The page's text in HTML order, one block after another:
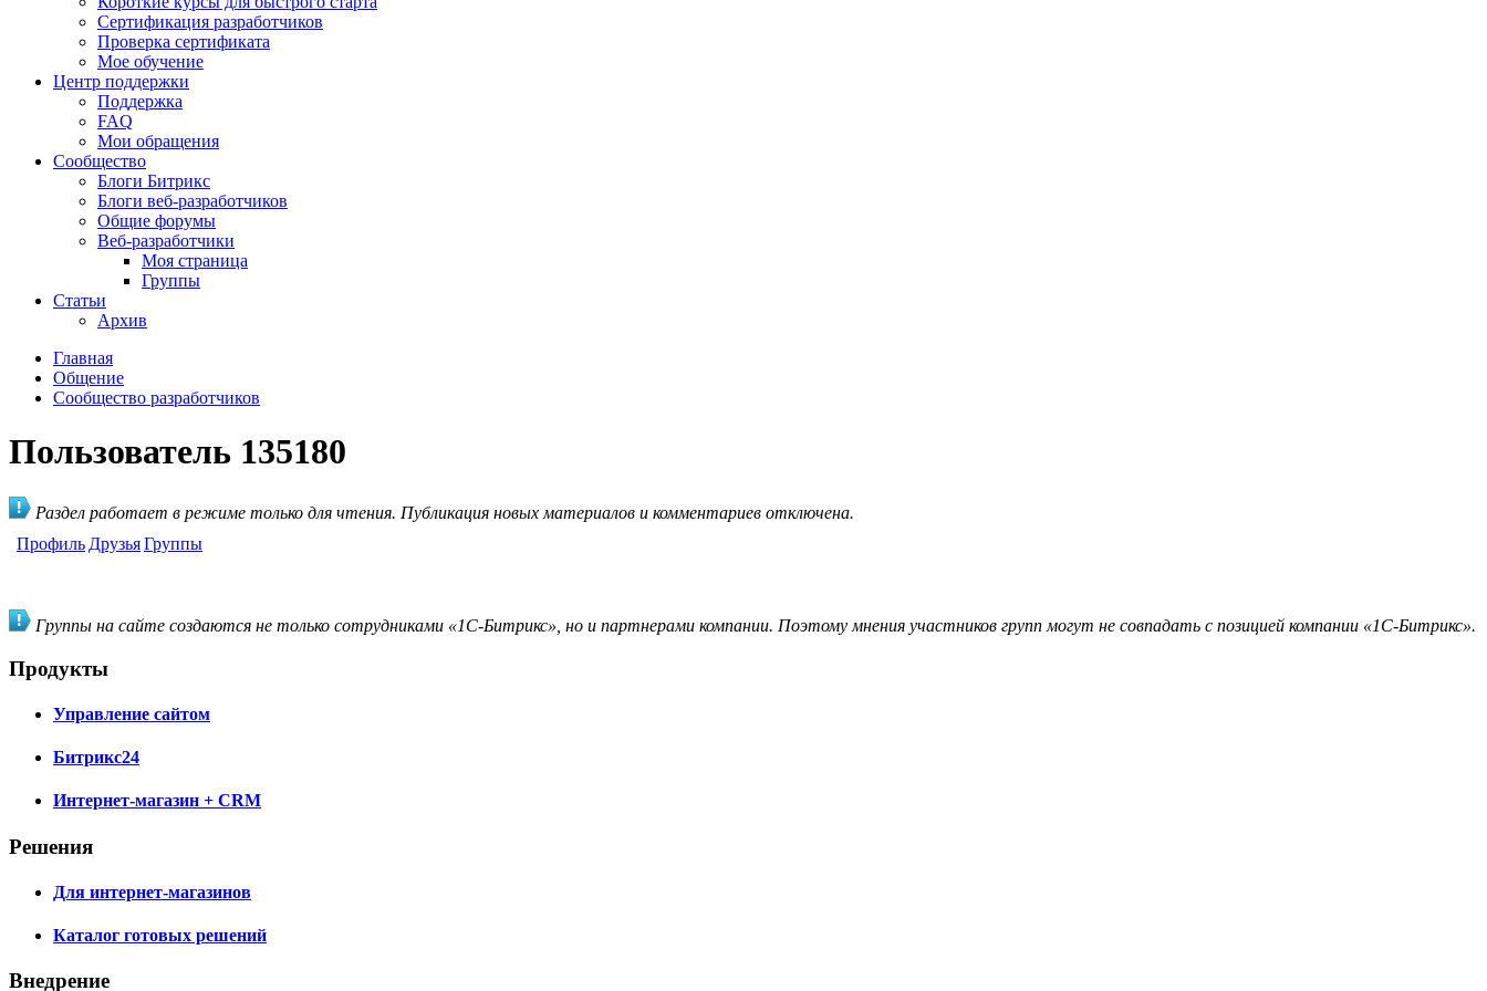
Сертификация разработчиков
Проверка сертификата
Мое обучение
Центр поддержки
Поддержка
FAQ
Мои обращения
Сообщество
Блоги Битрикс
Блоги веб-разработчиков
Общие форумы
Веб-разработчики
Моя страница
Группы
Статьи
Архив
Главная
Общение
Сообщество разработчиков
Пользователь 135180
Раздел работает в режиме только для чтения. Публикация новых материалов и комментариев отключена.
Профиль ДрузьяГруппы
Группы на сайте создаются не только сотрудниками «1С-Битрикс», но и партнерами компании. Поэтому мнения участников групп могут не совпадать с позицией компании «1С-Битрикс».
Продукты
Управление сайтом
Битрикс24
Интернет-магазин + CRM
Решения
Для интернет-магазинов
Каталог готовых решений
Внедрение